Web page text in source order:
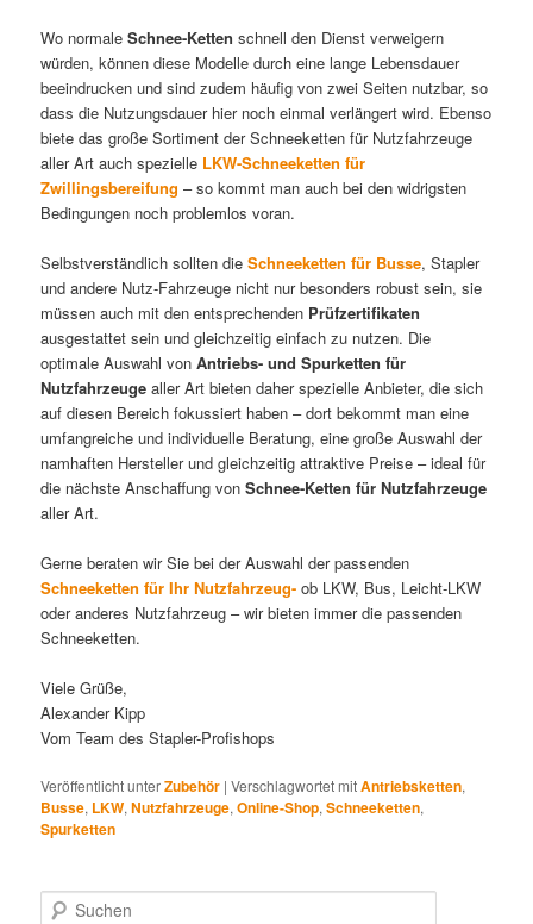
Wo normaleSchnee-Ketten schnell den Dienst verweigern
würden, können diese Modelle durch eine lange Lebensdauer
beeindrucken und sind zudem häufig von zwei Seiten nutzbar, so
dass die Nutzungsdauer hier noch einmal verlängert wird. Ebenso
biete das große Sortiment der Schneeketten für Nutzfahrzeuge
aller Art auch spezielle LKW-Schneeketten für
Zwillingsbereifung – so kommt man auch bei den widrigsten
Bedingungen noch problemlos voran.
Selbstverständlich sollten dieSchneeketten für Busse, Stapler
und andere Nutz-Fahrzeuge nicht nur besonders robust sein, sie
müssen auch mit den entsprechenden Prüfzertifikaten
ausgestattet sein und gleichzeitig einfach zu nutzen. Die
optimale Auswahl von Antriebs- und Spurketten für
Nutzfahrzeuge aller Art bieten daher spezielle Anbieter, die sich
auf diesen Bereich fokussiert haben – dort bekommt man eine
umfangreiche und individuelle Beratung, eine große Auswahl der
namhaften Hersteller und gleichzeitig attraktive Preise – ideal für
die nächste Anschaffung vonSchnee-Ketten für Nutzfahrzeuge
aller Art.
Gerne beraten wir Sie bei der Auswahl der passenden
Schneeketten für Ihr Nutzfahrzeug- ob LKW, Bus, Leicht-LKW
oder anderes Nutzfahrzeug – wir bieten immer die passenden
Schneeketten.
Viele Grüße,
Alexander Kipp
Vom Team des Stapler-Profishops
Veröffentlicht unterZubehör |Verschlagwortet mitAntriebsketten,
Busse, LKW,Nutzfahrzeuge,Online-Shop,Schneeketten,
Spurketten
Suchen